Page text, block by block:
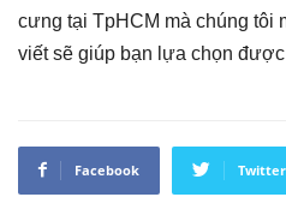
cưng tại TpHCM mà chúng tôi
viết sẽ giúp bạn lựa chọn
Facebook Twitter